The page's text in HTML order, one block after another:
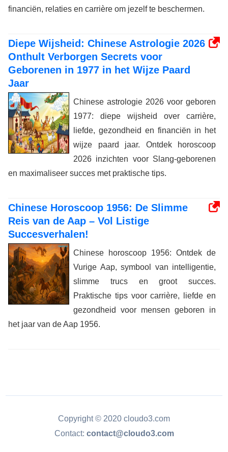
financiën, relaties en carrière om jezelf te beschermen.
Diepe Wijsheid: Chinese Astrologie 2026
Onthult Verborgen Secrets voor
Geborenen in 1977 in het Wijze Paard
Jaar
Chinese astrologie 2026 voor geboren
1977: diepe wijsheid over carrière,
liefde, gezondheid en financiën in het
wijze paard jaar. Ontdek horoscoop
2026 inzichten voor Slang-geborenen
en maximaliseer succes met praktische tips.
Chinese Horoscoop 1956: De Slimme
Reis van de Aap – Vol Listige
Succesverhalen!
Chinese horoscoop 1956: Ontdek de
Vurige Aap, symbool van intelligentie,
slimme trucs en groot succes.
Praktische tips voor carrière, liefde en
gezondheid voor mensen geboren in
het jaar van de Aap 1956.
Copyright © 2020 cloudo3.com
Contact: contact@cloudo3.com